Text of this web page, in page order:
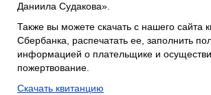
Даниила Судакова».
Также вы можете скачать с нашего сайта
Сбербанка, распечатать ее, заполнить
информацией о плательщике и
пожертвование.
Скачать квитанцию